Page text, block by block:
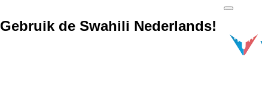
Gebruik de Swahili Nederlands!